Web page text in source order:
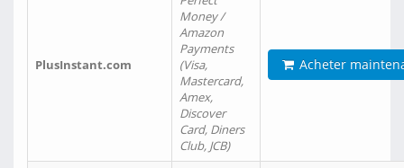
PlusInstant.com
Money /
Amazon
Payments
(Visa,
Mastercard,
Amex,
Discover
Card, Diners
Club, JCB)
Acheter